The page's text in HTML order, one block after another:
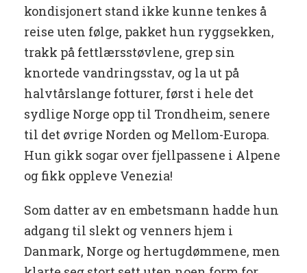
kondisjonert stand ikke kunne tenkes å
reise uten følge, pakket hun ryggsekken,
trakk på fettlærsstøvlene, grep sin
knortede vandringsstav, og la ut på
halvtårslange fotturer, først i hele det
sydlige Norge opp til Trondheim, senere
til det øvrige Norden og Mellom-Europa.
Hun gikk sogar over fjellpassene i Alpene
og fikk oppleve Venezia!
Som datter av en embetsmann hadde hun
adgang til slekt og venners hjem i
Danmark, Norge og hertugdømmene, men